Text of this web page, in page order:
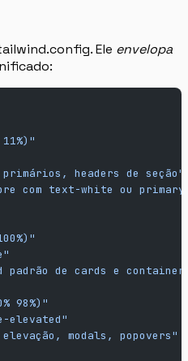
Ele envelopa
headers de seção"
com text-white ou
padrão de cards e
98%)"
elevated"
elevação, modals, popovers"